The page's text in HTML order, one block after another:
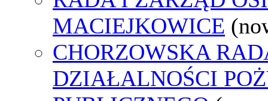
MACIEJKOWICE
CHORZOWSKA
DZIAŁALNOŚCI